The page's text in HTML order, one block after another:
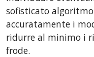
PinnacleCart
FoxyCart
Easy Digital
sofisticato
accuratamente i
ridurre al minimo i
frode.